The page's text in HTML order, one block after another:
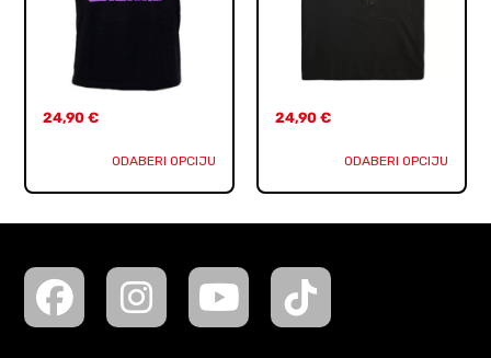
24,90€
ODABERI OPCIJU
24,90 €
ODABERI OPCIJU